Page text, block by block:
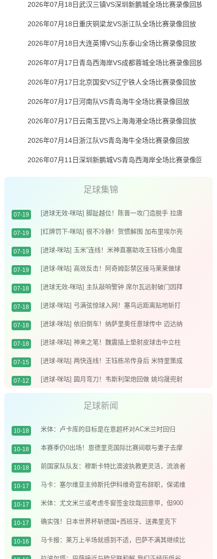
2026年07月18日武汉三镇VS深圳新鹏城全场比赛录像回放
2026年07月18日重庆铜梁龙VS浙江队全场比赛录像回放
2026年07月18日大连英博VS山东泰山全场比赛录像回放
2026年07月17日青岛西海岸VS成都蓉城全场比赛录像回放
2026年07月17日北京国安VS辽宁铁人全场比赛录像回放
2026年07月17日河南队VS青岛海牛全场比赛录像回放
2026年07月17日云南玉昆VS上海海港全场比赛录像回放
2026年07月14日浙江队VS青岛海牛全场比赛录像回放
2026年07月11日深圳新鹏城VS青岛西海岸全场比赛录像回放
足球集锦
07-19
[进球无效-咪咕] 脚趾越位！陈晋一攻门造脱手 拉唐
补射破门无效
07-19
[红牌罚下-咪咕] 很不冷静！贺惯解围 加布里埃尔亮
鞋钉染红
07-19
[进球-咪咕] 玉米”连线！米神直塞助攻王钰栋小角度
破门
07-19
[进球-咪咕] 高效反击！阿奇姆彭禁区接马莱莱做球
推射入网
07-18
[进球无效-咪咕] 主队敲响警钟 席尔瓦远射破门因拜
合拉木越位在先进球无效
07-18
[进球-咪咕] 弓满弦惊球入网！塞鸟远距离贴地斩打
破僵局
07-18
[进球-咪咕] 依旧倒车！纳萨里奥任意球传中 迈达纳
头槌破荒
07-18
[进球-咪咕] 神来之笔！魏震插上垫射皮球击中立柱
弹入网窝
07-15
[进球-咪咕] 两快连线！王钰栋吊传身后 米特里策成
功将球顶进
07-12
[进球-咪咕] 圆月弯刀！韦斯利架炮回做 姚均晟兜射
足球新闻
10-18 米体：卢卡库的目标是在意超杯对AC米兰时回归
10-18
本赛季仍0出场！恩德里克国际比赛间歇与妻子去摩
洛哥度假️
10-18
前国家队队友：穆斯卡特比澳波执教更灵活，流浪者
对他而言是机会
10-17
马卡：塞尔维亚主帅斯托伊科维奇宣布辞职，保诺维
奇有望接任帅位
10-17
米体：尤文米兰或考虑冬窗签金玟哉回意甲，但900
万欧年薪是阻碍
10-17
确实强！日本世界杯斩德国+西班牙、送弗里克下
课、让2追3赢巴西
10-16
马卡报：莱万上半场就感到不适，巴萨不满其继续比
赛导致伤势恶化